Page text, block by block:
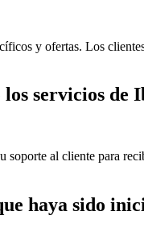
y ofertas. Los
servicios de
al cliente para
haya sido